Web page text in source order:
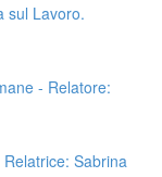
sul Lavoro.
- Relatore:
Sabrina